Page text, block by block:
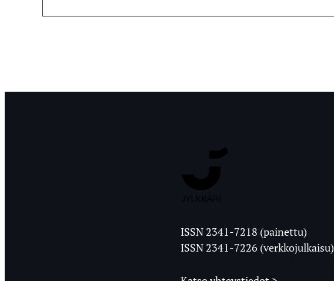
Ylioppilaslehti
ISSN 2341-7218 (painettu)
ISSN 2341-7226 (verkkojulkaisu)